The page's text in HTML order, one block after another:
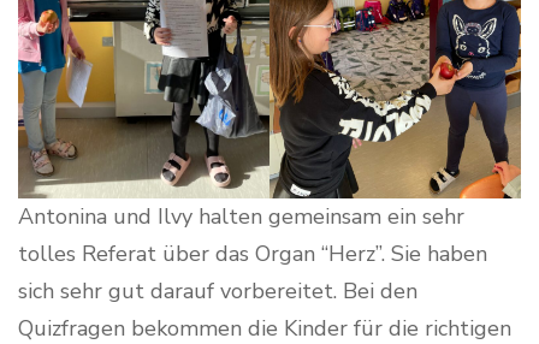
Antonina und Ilvy halten gemeinsam ein sehr
tolles Referat über das Organ “Herz”. Sie haben
sich sehr gut darauf vorbereitet. Bei den
Quizfragen bekommen die Kinder für die richtigen